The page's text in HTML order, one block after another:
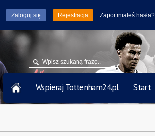
Rejestracja Zapomniałeś hasła?
Wspieraj Tottenham24.pl Start